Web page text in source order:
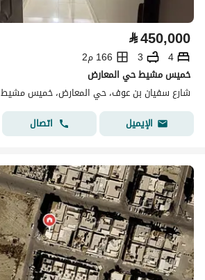
⃁450,000
4
3
166 م2
خميس مشيط حي المعارض
شارع سفيان بن عوف، حي المعارض، خميس مشيط
الإيميل
اتصال